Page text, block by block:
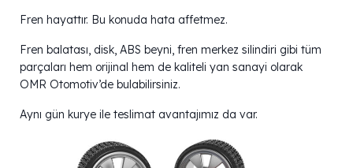
Fren hayattır. Bu konuda hata affetmez.
Fren balatası, disk, ABS beyni, fren merkez silindiri gibi tüm
parçaları hem orijinal hem de kaliteli yan sanayi olarak
OMR Otomotiv’de bulabilirsiniz.
Aynı gün kurye ile teslimat avantajımız da var.